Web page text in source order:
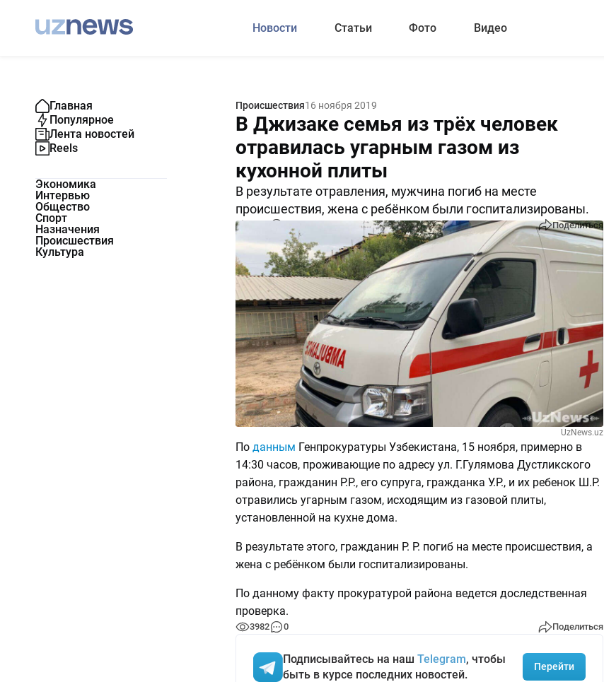
Новости Статьи Фото Видео
Главная
Популярное
Лента новостей
Reels
Экономика
Интервью
Общество
Спорт
Назначения
Происшествия
Культура
Происшествия16 ноября 2019
В Джизаке семья из трёх человек
отравилась угарным газом из
кухонной плиты
В результате отравления, мужчина погиб на месте
происшествия, жена с ребёнком были госпитализированы.
Поделиться
UzNews.uz
По данным Генпрокуратуры Узбекистана, 15 ноября, примерно в
14:30 часов, проживающие по адресу ул. Г.Гулямова Дустликского
района, гражданин Р.Р., его супруга, гражданка У.Р., и их ребенок Ш.Р.
отравились угарным газом, исходящим из газовой плиты,
установленной на кухне дома.
В результате этого, гражданин Р. Р. погиб на месте происшествия, а
жена с ребёнком были госпитализированы.
По данному факту прокуратурой района ведется доследственная
проверка.
3982 0 Поделиться
Подписывайтесь на наш Telegram, чтобы
быть в курсе последних новостей.
Перейти